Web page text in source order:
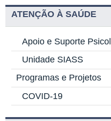
ATENÇÃO À SAÚDE
Apoio e Suporte
Unidade SIASS
Programas e Projetos
COVID-19